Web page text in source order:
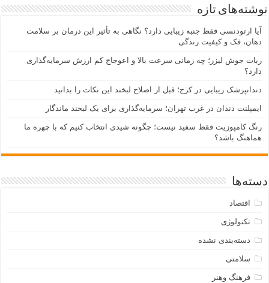
نوشته‌های تازه
آیا ارتودنسی فقط جنبه زیبایی دارد؟ نگاهی به تأثیر این درمان بر سلامت
دهان، فک و کیفیت زندگی
ربات جوش لیزر؛ چه زمانی سرعت بالا و اعوجاج کم ارزش سرمایه‌گذاری
دارد؟
دندانپزشک زیبایی در کرج؛ قبل از اصلاح لبخند این نکات را بدانید
ایمپلنت دندان در غرب تهران؛ سرمایه‌گذاری برای یک لبخند ماندگار
رنگ کامپوزیت فقط سفید نیست؛ چگونه شیدی انتخاب کنیم که با چهره ما
هماهنگ باشد؟
دسته‌ها
اقتصاد
تکنولوژی
دسته‌بندی نشده
سلامتی
فرهنگ وهنر